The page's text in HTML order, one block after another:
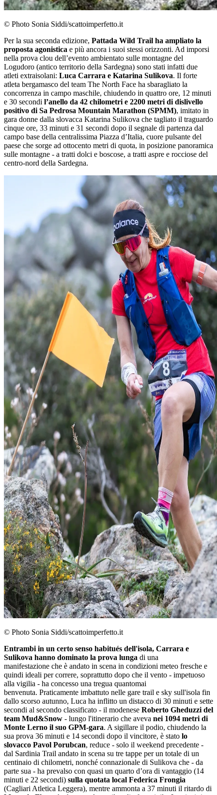
© Photo Sonia Siddi/scattoimperfetto.it
Per la sua seconda edizione, Pattada Wild Trail ha ampliato la
proposta agonistica e più ancora i suoi stessi orizzonti. Ad imporsi
nella prova clou dell’evento ambientato sulle montagne del
Logudoro (antico territorio della Sardegna) sono stati infatti due
atleti extraisolani: Luca Carrara e Katarina Sulikova. Il forte
atleta bergamasco del team The North Face ha sbaragliato la
concorrenza in campo maschile, chiudendo in quattro ore, 12 minuti
e 30 secondi l’anello da 42 chilometri e 2200 metri di dislivello
positivo di Sa Pedrosa Mountain Marathon (SPMM), imitato in
gara donne dalla slovacca Katarina Sulikova che tagliato il traguardo
cinque ore, 33 minuti e 31 secondi dopo il segnale di partenza dal
campo base della centralissima Piazza d’Italia, cuore pulsante del
paese che sorge ad ottocento metri di quota, in posizione panoramica
sulle montagne - a tratti dolci e boscose, a tratti aspre e rocciose del
centro-nord della Sardegna.
© Photo Sonia Siddi/scattoimperfetto.it
Entrambi in un certo senso habitués dell'isola, Carrara e
Sulikova hanno dominato la prova lunga di una
manifestazione che è andato in scena in condizioni meteo fresche e
quindi ideali per correre, soprattutto dopo che il vento - impetuoso
alla vigilia - ha concesso una tregua quantomai
benvenuta. Praticamente imbattuto nelle gare trail e sky sull'isola fin
dallo scorso autunno, Luca ha inflitto un distacco di 30 minuti e sette
secondi al secondo classificato - il modenese Roberto Gheduzzi del
team Mud&Snow - lungo l'itinerario che aveva nei 1094 metri di
Monte Lerno il suo GPM-gara. A sigillare il podio, chiudendo la
sua prova 36 minuti e 14 secondi dopo il vincitore, è stato lo
slovacco Pavol Porubcan, reduce - solo il weekend precedente -
dal Sardinia Trail andato in scena su tre tappe per un totale di un
centinaio di chilometri, nonché connazionale di Sulikova che - da
parte sua - ha prevalso con quasi un quarto d’ora di vantaggio (14
minuti e 22 secondi) sulla quotata local Federica Frongia
(Cagliari Atletica Leggera), mentre ammonta a 37 minuti il ritardo di